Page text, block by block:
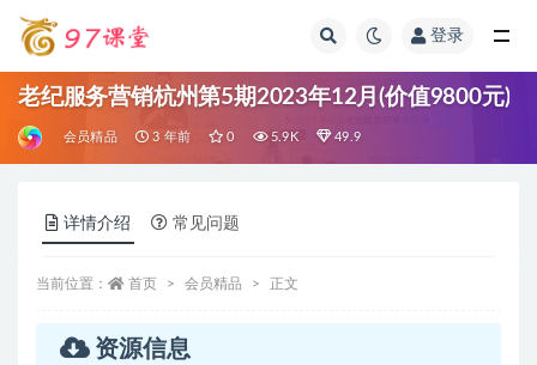
登录
老纪服务营销杭州第5期2023年12月(价值9800元)
会员精品 3 年前 0 5.9K 49.9
详情介绍 常见问题
当前位置： 首页 会员精品 正文
资源信息